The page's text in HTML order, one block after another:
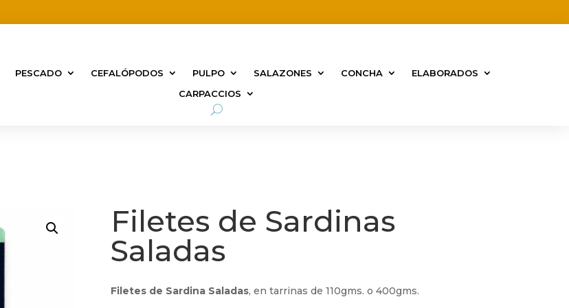
PESCADO CEFALÓPODOS PULPO SALAZONES CONCHA
ELABORADOS
CARPACCIOS
Filetes de Sardinas
Saladas
Filetes de Sardina Saladas, en tarrinas de 110gms. o 400gms.